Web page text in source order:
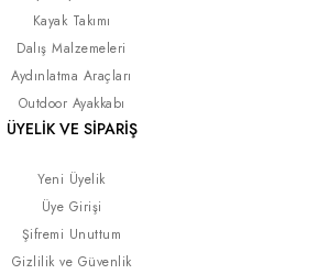
Kayak Takımı
Dalış Malzemeleri
Aydınlatma Araçları
Outdoor Ayakkabı
ÜYELİK VE SİPARİŞ
Yeni Üyelik
Üye Girişi
Şifremi Unuttum
Gizlilik ve Güvenlik